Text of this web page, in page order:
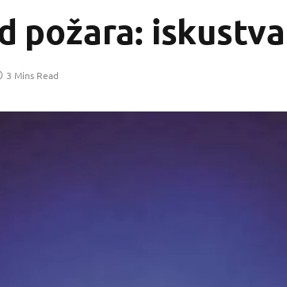
požara:
3 Mins Read